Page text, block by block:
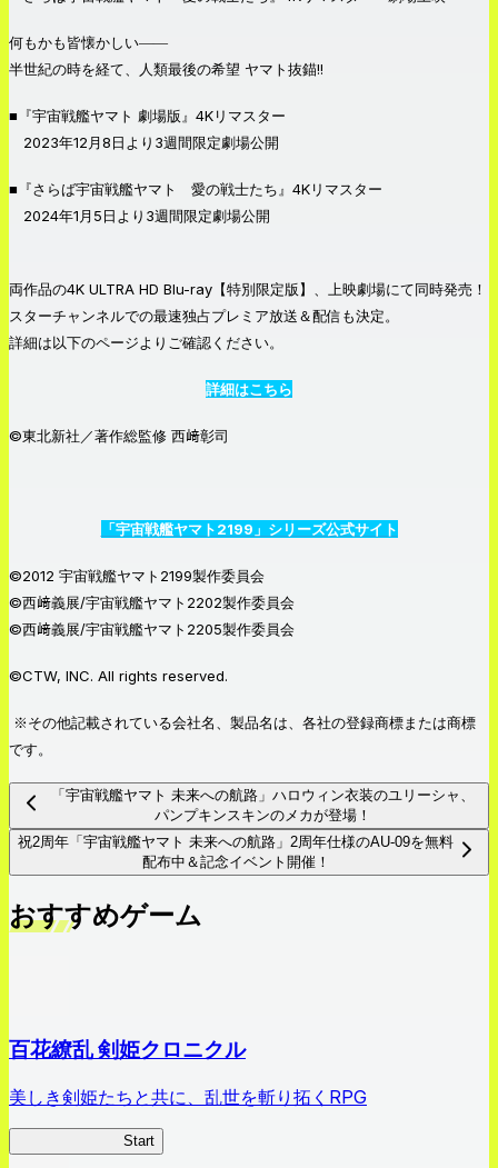
何もかも皆懐かしい――
半世紀の時を経て、人類最後の希望 ヤマト抜錨!!
■『宇宙戦艦ヤマト 劇場版』4Kリマスター
2023年12月8日より3週間限定劇場公開
■『さらば宇宙戦艦ヤマト 愛の戦士たち』4Kリマスター
2024年1月5日より3週間限定劇場公開
両作品の4K ULTRA HD Blu-ray【特別限定版】、上映劇場にて同時発売！
スターチャンネルでの最速独占プレミア放送＆配信も決定。
詳細は以下のページよりご確認ください。
詳細はこちら
©東北新社／著作総監修 西﨑彰司
「宇宙戦艦ヤマト2199」シリーズ公式サイト
©2012 宇宙戦艦ヤマト2199製作委員会
©西﨑義展/宇宙戦艦ヤマト2202製作委員会
©西﨑義展/宇宙戦艦ヤマト2205製作委員会
©CTW, INC. All rights reserved.
※その他記載されている会社名、製品名は、各社の登録商標または商標
です。
「宇宙戦艦ヤマト 未来への航路」ハロウィン衣装のユリーシャ、
パンプキンスキンのメカが登場！
祝2周年「宇宙戦艦ヤマト 未来への航路」2周年仕様のAU-09を無料
配布中＆記念イベント開催！
おすすめゲーム
百花繚乱 剣姫クロニクル
美しき剣姫たちと共に、乱世を斬り拓くRPG
Start